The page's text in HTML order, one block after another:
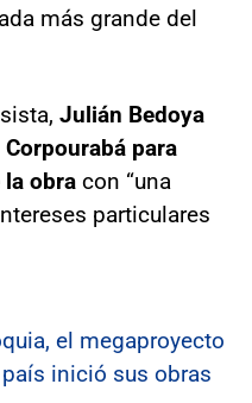
más grande del
Julián Bedoya
para
obra con “una
particulares
el megaproyecto
inició sus obras